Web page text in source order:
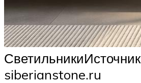
СветильникиИсточник
siberianstone.ru